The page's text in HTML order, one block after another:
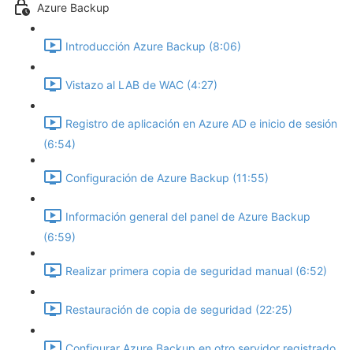
Azure Backup
Introducción Azure Backup (8:06)
Vistazo al LAB de WAC (4:27)
Registro de aplicación en Azure AD e inicio de sesión
(6:54)
Configuración de Azure Backup (11:55)
Información general del panel de Azure Backup
(6:59)
Realizar primera copia de seguridad manual (6:52)
Restauración de copia de seguridad (22:25)